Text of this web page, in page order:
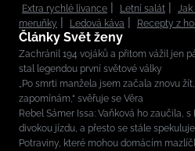
Extra rychlé lívance
Letní salát
meruňky
Ledová káva Recepty z
Články Svět ženy
Zachránil 194 vojáků a přitom vážil jen
stal legendou první světové války
„Po smrti manžela jsem začala znovu
zapomínám,“ svěřuje se Věra
Rebel Sámer Issa: Vaňková ho zaučila,
divokou jízdu, a přesto se stále
Potraviny, které mohou domácím